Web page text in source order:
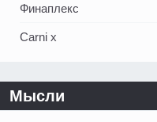
Финаплекс
Carni x
Мысли